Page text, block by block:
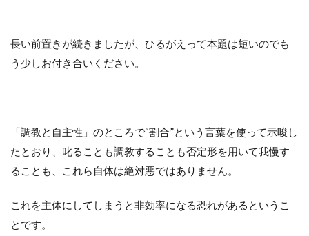
長い前置きが続きましたが、ひるがえって本題は短いのでも
う少しお付き合いください。
「調教と自主性」のところで“割合”という言葉を使って示唆し
たとおり、叱ることも調教することも否定形を用いて我慢す
ることも、これら自体は絶対悪ではありません。
これを主体にしてしまうと非効率になる恐れがあるというこ
とです。